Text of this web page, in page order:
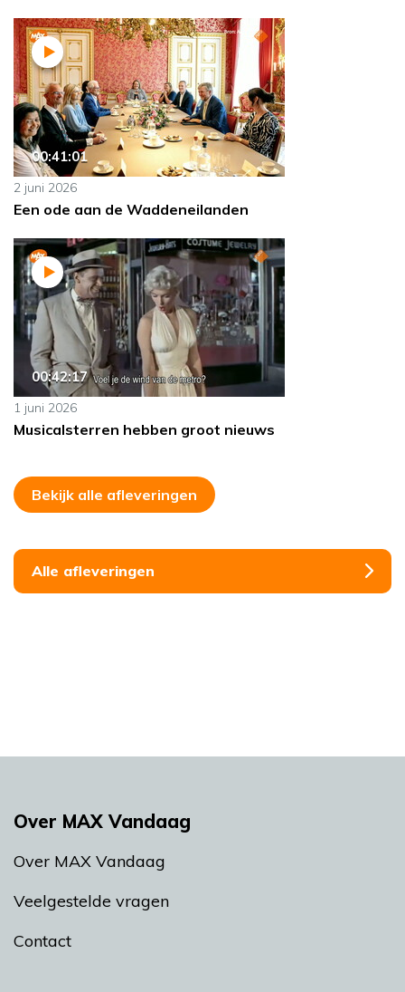
00:41:01
2 juni 2026
Een ode aan de Waddeneilanden
00:42:17
1 juni 2026
Musicalsterren hebben groot nieuws
Bekijk alle afleveringen
Alle afleveringen
Over MAX Vandaag
Over MAX Vandaag
Veelgestelde vragen
Contact